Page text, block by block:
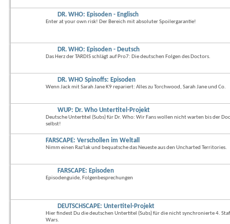
DR. WHO: Episoden - Englisch
Enter at your own risk! Der Bereich mit absoluter Spoilergarantie!
DR. WHO: Episoden - Deutsch
Das Herz der TARDIS schlägt auf Pro7: Die deutschen Folgen des Doctors.
DR. WHO Spinoffs: Episoden
Wenn Jack mit Sarah Jane K9 repariert: Alles zu Torchwood, Sarah Jane und Co.
WUP: Dr. Who Untertitel-Projekt
Deutsche Untertitel (Subs) für Dr. Who: Wir Fans wollen nicht warten bis der
selbst!
FARSCAPE: Verschollen im Weltall
Nimm einen Raz'lak und bequatsche das Neueste aus den Uncharted Territories.
FARSCAPE: Episoden
Episodenguide, Folgenbesprechungen
DEUTSCHSCAPE: Untertitel-Projekt
Hier findest Du die deutschen Untertitel (Subs) für die nicht synchronierte 4.
Wars.